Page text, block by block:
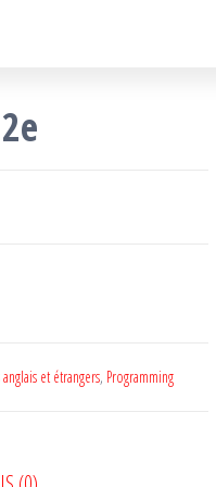
anglais et étrangers, Programming